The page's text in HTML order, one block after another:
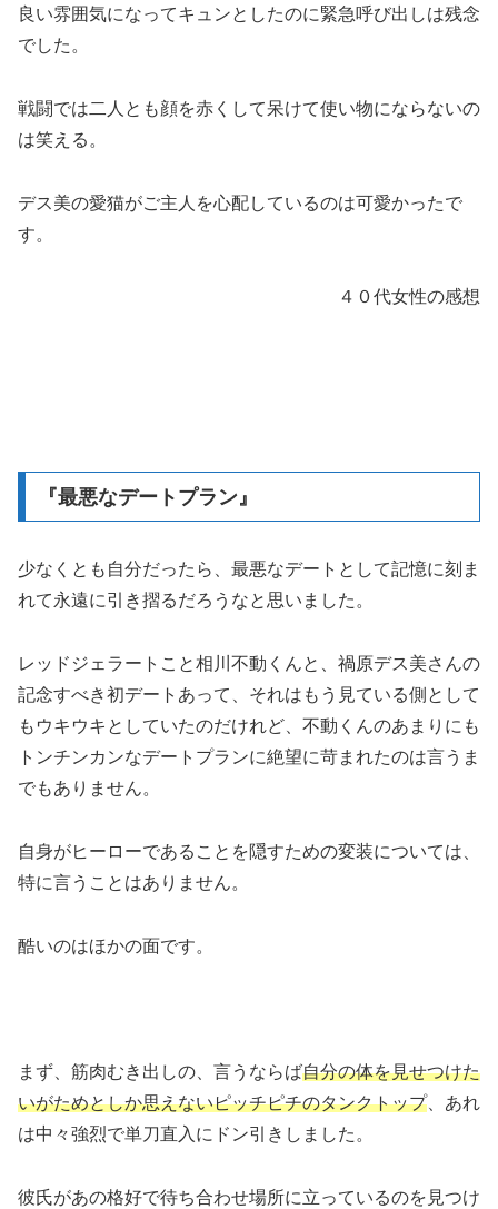
良い雰囲気になってキュンとしたのに緊急呼び出しは残念
でした。
戦闘では二人とも顔を赤くして呆けて使い物にならないの
は笑える。
デス美の愛猫がご主人を心配しているのは可愛かったで
す。
４０代女性の感想
『最悪なデートプラン』
少なくとも自分だったら、最悪なデートとして記憶に刻ま
れて永遠に引き摺るだろうなと思いました。
レッドジェラートこと相川不動くんと、禍原デス美さんの
記念すべき初デートあって、それはもう見ている側として
もウキウキとしていたのだけれど、不動くんのあまりにも
トンチンカンなデートプランに絶望に苛まれたのは言うま
でもありません。
自身がヒーローであることを隠すための変装については、
特に言うことはありません。
酷いのはほかの面です。
まず、筋肉むき出しの、言うならば自分の体を見せつけた
いがためとしか思えないピッチピチのタンクトップ、あれ
は中々強烈で単刀直入にドン引きしました。
彼氏があの格好で待ち合わせ場所に立っているのを見つけ